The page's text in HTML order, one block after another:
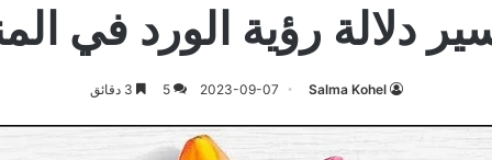
دلالة رؤية الورد في
Salma Kohel
2023-09-07
5